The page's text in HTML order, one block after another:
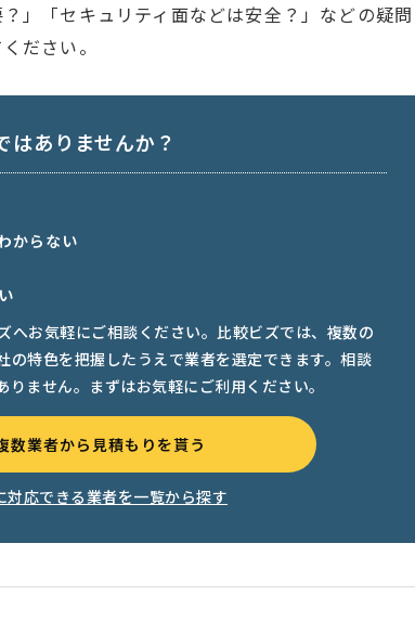
」「セキュリティ面などは安全？」などの疑問
ださい。
ありませんか？
からない
へお気軽にご相談ください。比較ビズでは、複数の
特色を把握したうえで業者を選定できます。相談
ません。まずはお気軽にご利用ください。
数業者から見積もりを貰う
応できる業者を一覧から探す